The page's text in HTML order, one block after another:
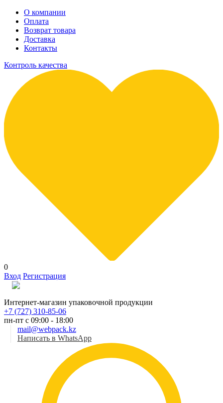
О компании
Оплата
Возврат товара
Доставка
Контакты
Контроль качества
0
Вход Регистрация
Интернет-магазин упаковочной продукции
+7 (727) 310-85-06
пн-пт с 09:00 - 18:00
mail@webpack.kz
Написать в WhatsApp